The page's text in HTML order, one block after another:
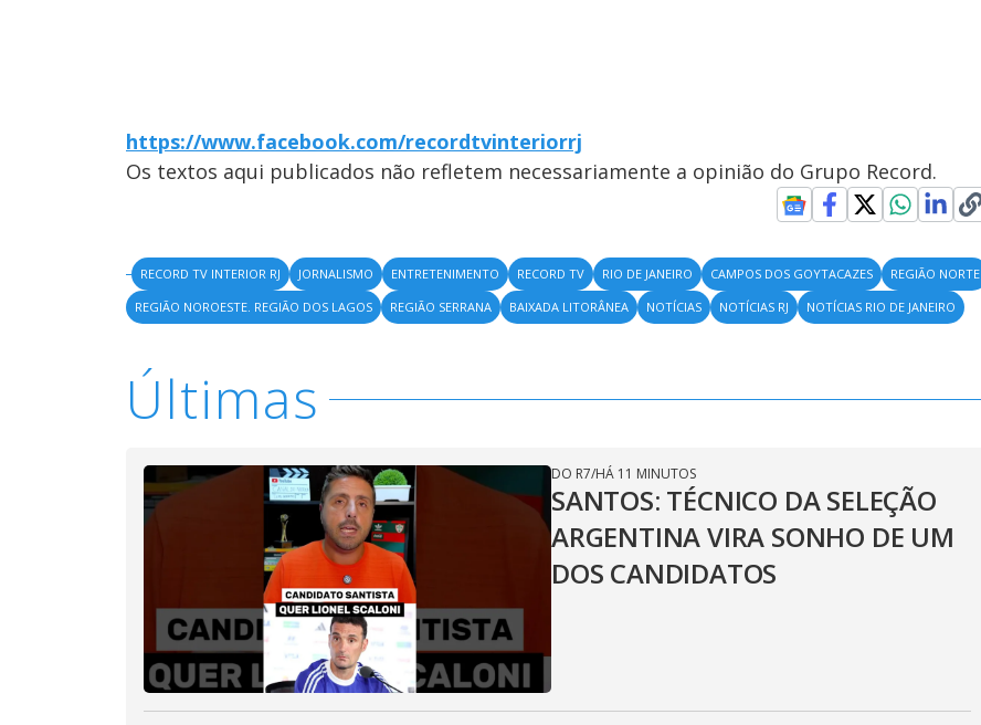
https://www.facebook.com/recordtvinteriorrj
Os textos aqui publicados não refletem necessariamente a opinião do Grupo Record.
RECORD TV INTERIOR RJ JORNALISMO ENTRETENIMENTO RECORD TV RIO DE JANEIRO CAMPOS DOS GOYTACAZES
REGIÃO NORTE
REGIÃO NOROESTE. REGIÃO DOS LAGOS
REGIÃO SERRANA BAIXADA LITORÂNEA NOTÍCIAS NOTÍCIAS RJ NOTÍCIAS RIO DE JANEIRO
Últimas
DO R7/HÁ 11 MINUTOS
SANTOS: TÉCNICO DA SELEÇÃO
ARGENTINA VIRA SONHO DE UM
DOS CANDIDATOS